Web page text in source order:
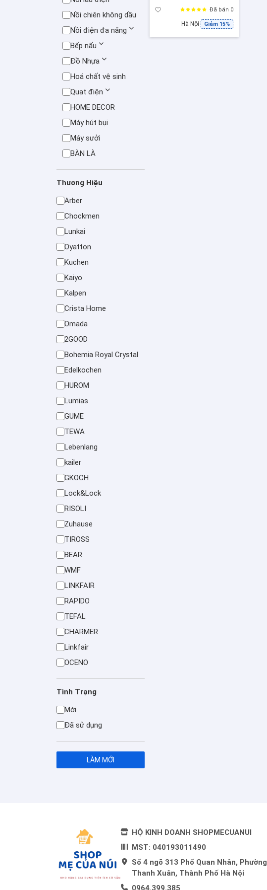
Nồi chiên không dầu
Nồi điện đa năng
Bếp nấu
Đồ Nhựa
Hoá chất vệ sinh
Quạt điện
HOME DECOR
Máy hút bụi
Máy sưởi
BÀN LÀ
Thương Hiệu
Arber
Chockmen
Lunkai
Oyatton
Kuchen
Kaiyo
Kalpen
Crista Home
Omada
2GOOD
Bohemia Royal Crystal
Edelkochen
HUROM
Lumias
GUME
TEWA
Lebenlang
kailer
GKOCH
Lock&Lock
RISOLI
Zuhause
TIROSS
BEAR
WMF
LINKFAIR
RAPIDO
TEFAL
CHARMER
Linkfair
OCENO
Tình Trạng
Mới
Đã sử dụng
LÀM MỚI
Đã bán 0
Hà Nội Giảm 15%
HỘ KINH DOANH SHOPMECUANUI
MST: 040193011490
Số 4 ngõ 313 Phố Quan Nhân, Phường
Thanh Xuân, Thành Phố Hà Nội
0964.399.385